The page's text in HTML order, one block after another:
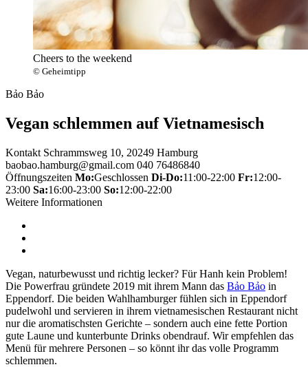
Cheers to the weekend
© Geheimtipp
Bảo Bảo
Vegan schlemmen auf Vietnamesisch
Kontakt Schrammsweg 10, 20249 Hamburg
baobao.hamburg@gmail.com 040 76486840
Öffnungszeiten Mo:Geschlossen Di-Do:11:00-22:00 Fr:12:00-
23:00 Sa:16:00-23:00 So:12:00-22:00
Weitere Informationen
Vegan, naturbewusst und richtig lecker? Für Hanh kein Problem!
Die Powerfrau gründete 2019 mit ihrem Mann das Bảo Bảo in
Eppendorf. Die beiden Wahlhamburger fühlen sich in Eppendorf
pudelwohl und servieren in ihrem vietnamesischen Restaurant nicht
nur die aromatischsten Gerichte – sondern auch eine fette Portion
gute Laune und kunterbunte Drinks obendrauf. Wir empfehlen das
Menü für mehrere Personen – so könnt ihr das volle Programm
schlemmen.